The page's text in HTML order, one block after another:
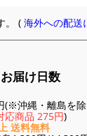
。 (海外への配送
届け日数
(※沖縄・離島を
応商品 275円)
送料無料